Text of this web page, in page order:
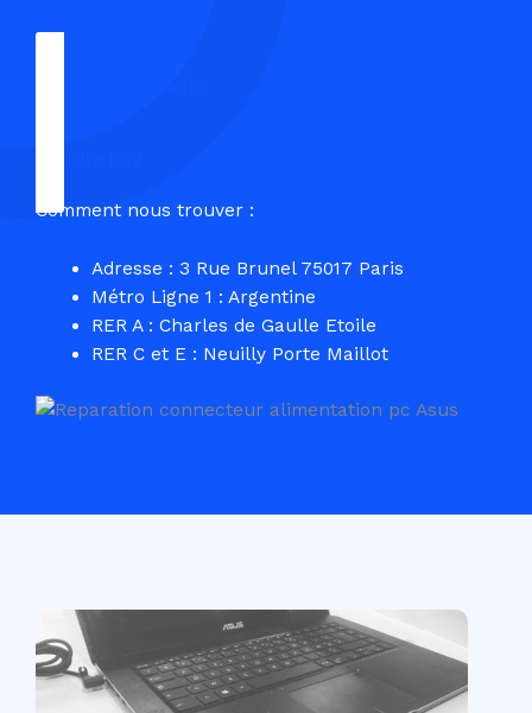
Comment nous trouver :
Adresse : 3 Rue Brunel 75017 Paris
Métro Ligne 1 : Argentine
RER A : Charles de Gaulle Etoile
RER C et E : Neuilly Porte Maillot